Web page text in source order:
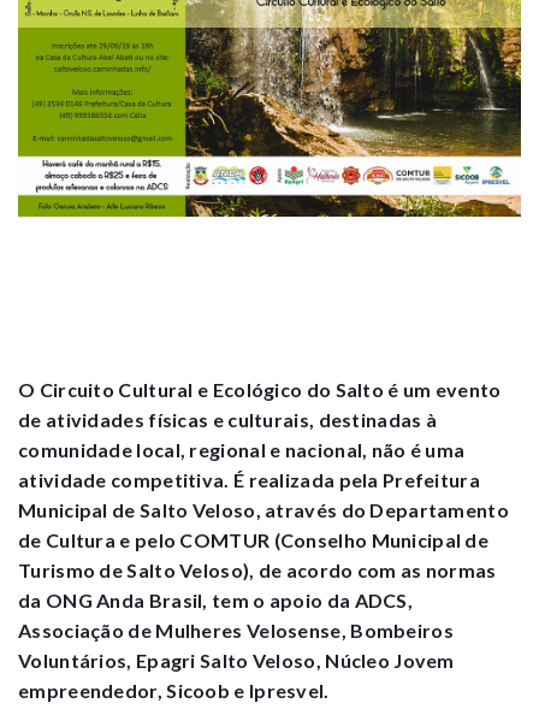
O Circuito Cultural e Ecológico do Salto é um evento
de atividades físicas e culturais, destinadas à
comunidade local, regional e nacional, não é uma
atividade competitiva. É realizada pela Prefeitura
Municipal de Salto Veloso, através do Departamento
de Cultura e pelo COMTUR (Conselho Municipal de
Turismo de Salto Veloso), de acordo com as normas
da ONG Anda Brasil, tem o apoio da ADCS,
Associação de Mulheres Velosense, Bombeiros
Voluntários, Epagri Salto Veloso, Núcleo Jovem
empreendedor, Sicoob e Ipresvel.